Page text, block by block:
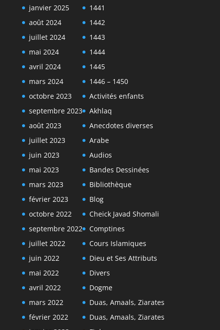
janvier 2025
août 2024
juillet 2024
mai 2024
avril 2024
mars 2024
octobre 2023
septembre 2023
août 2023
juillet 2023
juin 2023
mai 2023
mars 2023
février 2023
octobre 2022
septembre 2022
juillet 2022
juin 2022
mai 2022
avril 2022
mars 2022
février 2022
1441
1442
1443
1444
1445
1446 – 1450
Activités enfants
Akhlaq
Anecdotes diverses
Arabe
Audios
Bandes Dessinées
Bibliothèque
Blog
Cheick Javad Shomali
Comptines
Cours Islamiques
Dieu et Ses Attributs
Divers
Dogme
Duas, Amaals, Ziarates
Duas, Amaals, Ziarates